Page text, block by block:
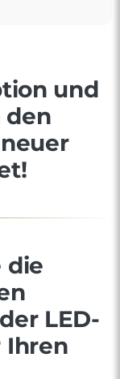
und
den
die
LED-
Ihren